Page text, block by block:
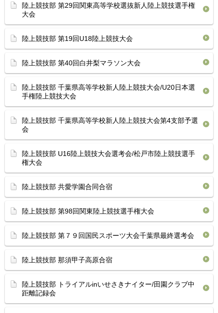
陸上競技部 第29回関東高等学校選抜新人陸上競技選手権
大会
陸上競技部 第19回U18陸上競技大会
陸上競技部 第40回白井梨マラソン大会
陸上競技部 千葉県高等学校新人陸上競技大会/U20日本選
手権陸上競技大会
陸上競技部 千葉県高等学校新人陸上競技大会第4支部予選
会
陸上競技部 U16陸上競技大会選考会/松戸市陸上競技選手
権大会
陸上競技部 共愛学園合同合宿
陸上競技部 第98回関東陸上競技選手権大会
陸上競技部 第７９回国民スポーツ大会千葉県最終選考会
陸上競技部 那須甲子高原合宿
陸上競技部 トライアルinいせさきナイター/田園クラブ中
距離記録会